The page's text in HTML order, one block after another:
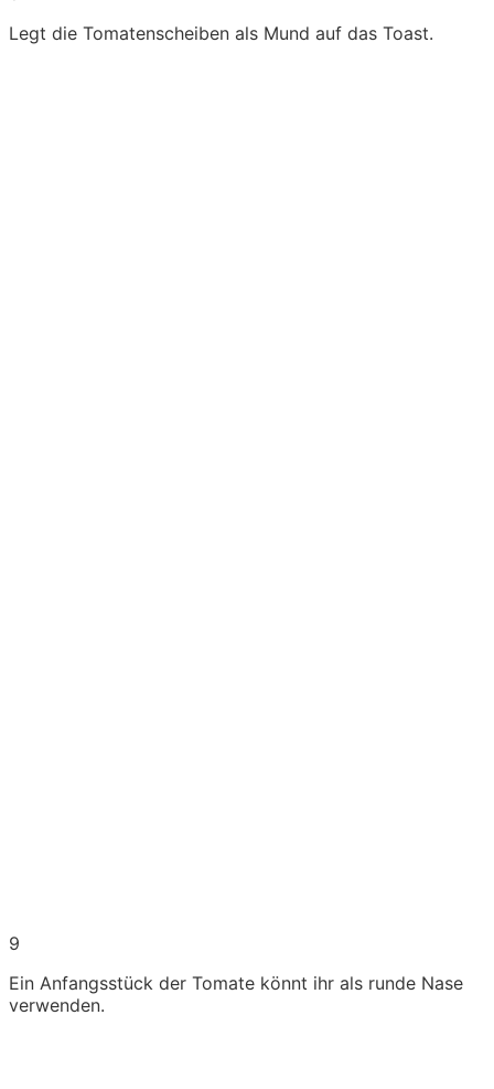
Legt die Tomatenscheiben als Mund auf das Toast.
9
Ein Anfangsstück der Tomate könnt ihr als runde Nase
verwenden.